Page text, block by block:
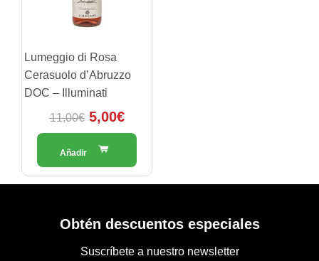
Lumeggio di Rosa
Cerasuolo d’Abruzzo
DOC – Illuminati
11,00€ 5,00€
Obtén descuentos especiales
Suscríbete a nuestro newsletter